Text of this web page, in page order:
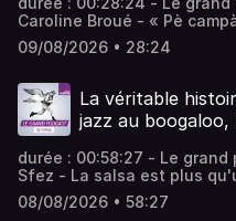
Caroline Broué - « Pè
vivre, il faut manger), selon
font vivre la gastronomie
Jean-Paul Mancel,
président de l'APRODEC. - équipe : Léa Warrin, Jean-
Christophe Francis Vous aimez ce podcast ? Pour écouter
France
09/08/2026 • 28:24
La véritable
jazz au
durée : 00:58:27 - Le grand podcast de voyage - par : Zoé
Sfez - La salsa est plus
Elle est née à New-York,
70, 10 ans avant le hip-hop.
08/08/2026 • 58:27